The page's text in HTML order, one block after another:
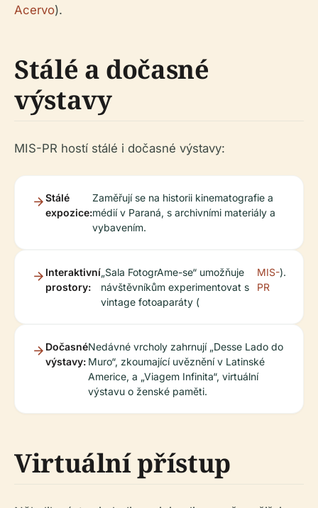
Acervo).
Stálé a dočasné
výstavy
MIS-PR hostí stálé i dočasné výstavy:
Stálé
expozice:
Zaměřují se na historii kinematografie a
médií v Paraná, s archivními materiály a
vybavením.
Interaktivní
prostory:
„Sala FotogrAme-se“ umožňuje
návštěvníkům experimentovat s
vintage fotoaparáty (
MIS-
PR
).
Dočasné
výstavy:
Nedávné vrcholy zahrnují „Desse Lado do
Muro“, zkoumající uvěznění v Latinské
Americe, a „Viagem Infinita“, virtuální
výstavu o ženské paměti.
Virtuální přístup